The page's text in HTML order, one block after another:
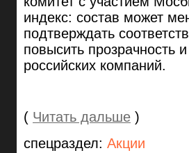
индекс: состав может
подтверждать
повысить прозрачность
российских компаний.
( Читать дальше )
спецраздел: Акции